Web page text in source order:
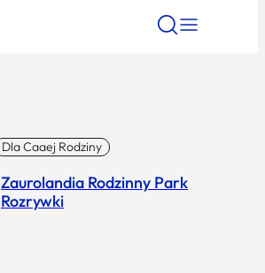
Dla Caaej Rodziny
Zaurolandia Rodzinny Park
Rozrywki